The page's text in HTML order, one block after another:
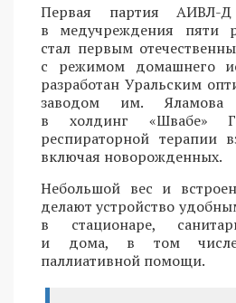
Первая партия АИВЛ-
в медучреждения пяти
стал первым
с режимом домашнего
разработан Уральским
заводом им.
в холдинг «Швабе»
респираторной терапии
включая новорожденных.
Небольшой вес и
делают устройство
в стационаре,
и дома, в том числе
паллиативной помощи.